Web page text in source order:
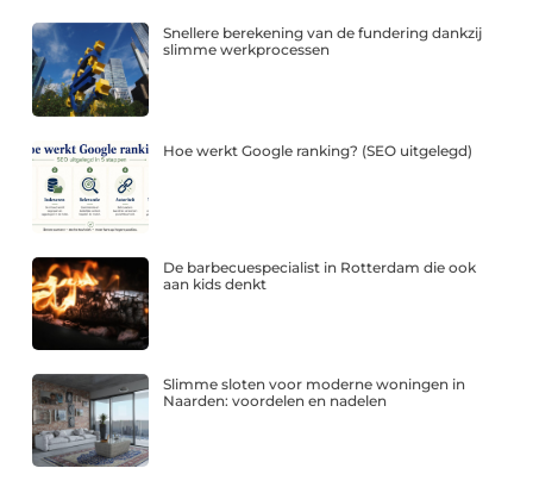
Snellere berekening van de fundering dankzij
slimme werkprocessen
Hoe werkt Google ranking? (SEO uitgelegd)
De barbecuespecialist in Rotterdam die ook
aan kids denkt
Slimme sloten voor moderne woningen in
Naarden: voordelen en nadelen